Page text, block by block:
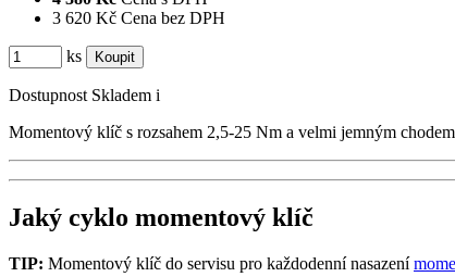
3 620 Kč Cena bez DPH
ks
Dostupnost Skladem i
Momentový klíč s rozsahem 2,5-25 Nm a velmi jemným
Jaký cyklo momentový klíč
TIP: Momentový klíč do servisu pro každodenní nasazení